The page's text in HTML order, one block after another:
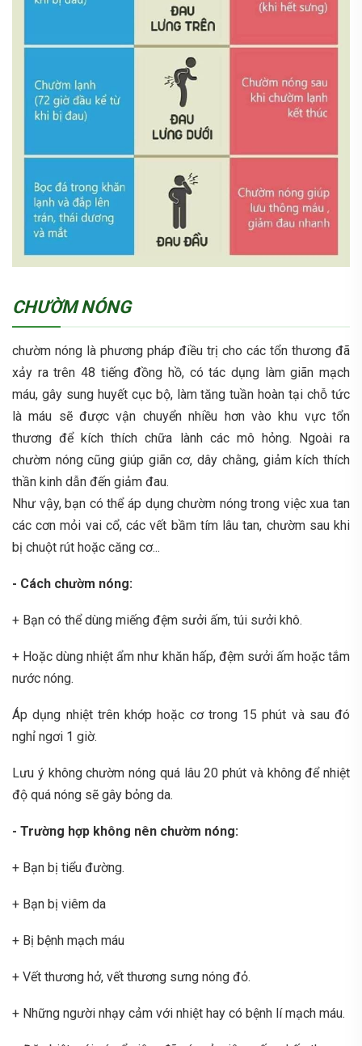
CHƯỜM NÓNG
chườm nóng là phương pháp điều trị cho các tổn thương đã
xảy ra trên 48 tiếng đồng hồ, có tác dụng làm giãn mạch
máu, gây sung huyết cục bộ, làm tăng tuần hoàn tại chỗ tức
là máu sẽ được vận chuyển nhiều hơn vào khu vực tổn
thương để kích thích chữa lành các mô hỏng. Ngoài ra
chườm nóng cũng giúp giãn cơ, dây chằng, giảm kích thích
thần kinh dẫn đến giảm đau.
Như vậy, bạn có thể áp dụng chườm nóng trong việc xua tan
các cơn mỏi vai cổ, các vết bầm tím lâu tan, chườm sau khi
bị chuột rút hoặc căng cơ...
- Cách chườm nóng:
+ Bạn có thể dùng miếng đệm sưởi ấm, túi sưởi khô.
+ Hoặc dùng nhiệt ẩm như khăn hấp, đệm sưởi ấm hoặc tắm
nước nóng.
Áp dụng nhiệt trên khớp hoặc cơ trong 15 phút và sau đó
nghỉ ngơi 1 giờ.
Lưu ý không chườm nóng quá lâu 20 phút và không để nhiệt
độ quá nóng sẽ gây bỏng da.
- Trường hợp không nên chườm nóng:
+ Bạn bị tiểu đường.
+ Bạn bị viêm da
+ Bị bệnh mạch máu
+ Vết thương hở, vết thương sưng nóng đỏ.
+ Những người nhạy cảm với nhiệt hay có bệnh lí mạch máu.